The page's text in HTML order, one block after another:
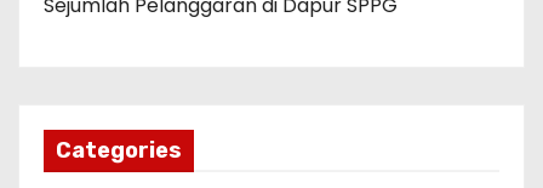
Sejumlah Pelanggaran di Dapur SPPG
Categories